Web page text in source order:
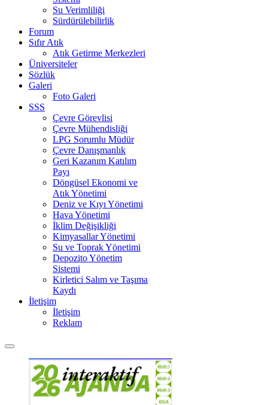
Su Verimliliği
Sürdürülebilirlik
Forum
Sıfır Atık
Atık Getirme Merkezleri
Üniversiteler
Sözlük
Galeri
Foto Galeri
SSS
Çevre Görevlisi
Çevre Mühendisliği
LPG Sorumlu Müdür
Çevre Danışmanlık
Geri Kazanım Katılım
Payı
Döngüsel Ekonomi ve
Atık Yönetimi
Deniz ve Kıyı Yönetimi
Hava Yönetimi
İklim Değişikliği
Kimyasallar Yönetimi
Su ve Toprak Yönetimi
Depozito Yönetim
Sistemi
Kirletici Salım ve Taşıma
Kaydı
İletişim
İletişim
Reklam